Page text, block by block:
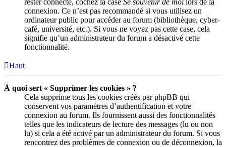
rester connecté, cochez la case Se souvenir de moi lors de la
connexion. Ce n’est pas recommandé si vous utilisez un
ordinateur public pour accéder au forum (bibliothèque, cyber-
café, université, etc.). Si vous ne voyez pas cette case, cela
signifie qu’un administrateur du forum a désactivé cette
fonctionnalité.
Haut
À quoi sert « Supprimer les cookies » ?
Cela supprime tous les cookies créés par phpBB qui
conservent vos paramètres d’authentification et votre
connexion au forum. Ils fournissent aussi des fonctionnalités
telles que les indicateurs de lecture des messages (lu ou non
lu) si cela a été activé par un administrateur du forum. Si vous
rencontrez des problèmes de connexion ou de déconnexion, la